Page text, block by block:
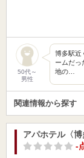
50代～
男性
博多駅近
ームだっ
地の…
関連情報から探す
アパホテル〈博
-